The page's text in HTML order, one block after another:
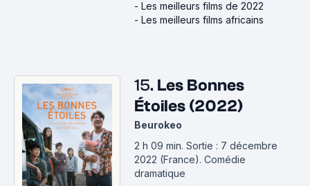
- Les meilleurs films de 2022
- Les meilleurs films africains
15. Les Bonnes
Étoiles (2022)
Beurokeo
2 h 09 min. Sortie : 7 décembre
2022 (France). Comédie
dramatique